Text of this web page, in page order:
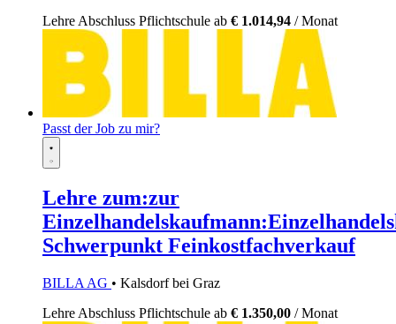
LehreAbschluss Pflichtschule ab € 1.014,94 / Monat
Passt der Job zu mir?
Lehre zum:zur
Schwerpunkt Feinkostfachverkauf
BILLA AG • Kalsdorf bei Graz
Lehre Abschluss Pflichtschule ab € 1.350,00 / Monat